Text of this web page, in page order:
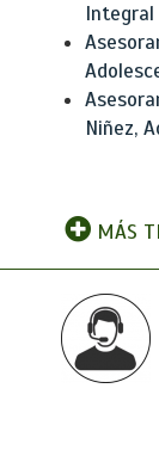
Niñez,
MÁS